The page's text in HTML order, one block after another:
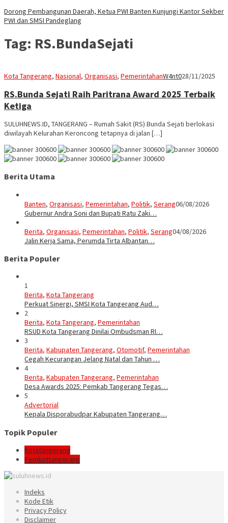
Dorong Pembangunan Daerah, Ketua PWI Banten Kunjungi Kantor Sekber
PWI dan SMSI Pandeglang
Tag: RS.BundaSejati
Kota Tangerang, Nasional, Organisasi, PemerintahanW4nt028/11/2025
RS.Bunda Sejati Raih Paritrana Award 2025 Terbaik
Ketiga
SULUHNEWS.ID, TANGERANG – Rumah Sakit (RS) Bunda Sejati berlokasi
diwilayah Kelurahan Keroncong tetapnya di jalan […]
Berita Utama
Banten, Organisasi, Pemerintahan, Politik, Serang06/08/2026
Gubernur Andra Soni dan Bupati Ratu Zaki…
Berita, Organisasi, Pemerintahan, Politik, Serang04/08/2026
Jalin Kerja Sama, Perumda Tirta Albantan…
Berita Populer
1
Berita, Kota Tangerang
Perkuat Sinergi, SMSI Kota Tangerang Aud…
2
Berita, Kota Tangerang, Pemerintahan
RSUD Kota Tangerang Dinilai Ombudsman RI…
3
Berita, Kabupaten Tangerang, Otomotif, Pemerintahan
Cegah Kecurangan Jelang Natal dan Tahun …
4
Berita, Kabupaten Tangerang, Pemerintahan
Desa Awards 2025: Pemkab Tangerang Tegas…
5
Advertorial
Kepala Disporabudpar Kabupaten Tangerang…
Topik Populer
Kotatangerang
Pemkottangerang
Indeks
Kode Etik
Privacy Policy
Disclaimer